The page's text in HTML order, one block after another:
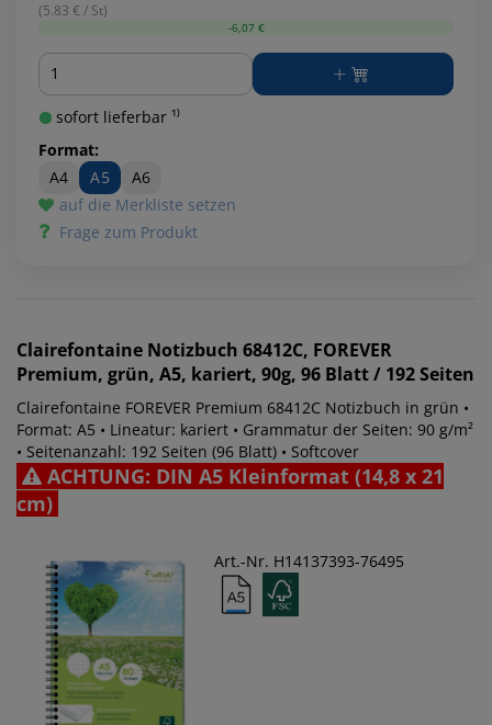
(5.83 € / St)
-6,07 €
Menge
sofort lieferbar ¹⁾
Format:
A4
A5
A6
auf die Merkliste setzen
Frage zum Produkt
Clairefontaine Notizbuch 68412C, FOREVER
Premium, grün, A5, kariert, 90g, 96 Blatt / 192 Seiten
Clairefontaine FOREVER Premium 68412C Notizbuch in grün •
Format: A5 • Lineatur: kariert • Grammatur der Seiten: 90 g/m²
• Seitenanzahl: 192 Seiten (96 Blatt) • Softcover
ACHTUNG: DIN A5 Kleinformat (14,8 x 21
cm)
Art.-Nr. H14137393-76495